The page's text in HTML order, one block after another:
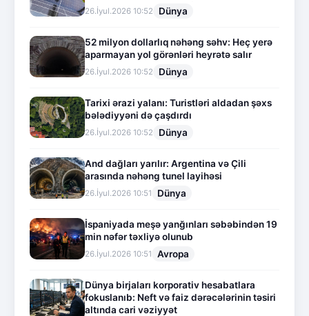
26.İyul.2026 10:52 Dünya
52 milyon dollarlıq nəhəng səhv: Heç yerə
aparmayan yol görənləri heyrətə salır
26.İyul.2026 10:52 Dünya
Tarixi ərazi yalanı: Turistləri aldadan şəxs
bələdiyyəni də çaşdırdı
26.İyul.2026 10:52 Dünya
And dağları yarılır: Argentina və Çili
arasında nəhəng tunel layihəsi
26.İyul.2026 10:51 Dünya
İspaniyada meşə yanğınları səbəbindən 19
min nəfər təxliyə olunub
26.İyul.2026 10:51 Avropa
Dünya birjaları korporativ hesabatlara
fokuslanıb: Neft və faiz dərəcələrinin təsiri
altında cari vəziyyət